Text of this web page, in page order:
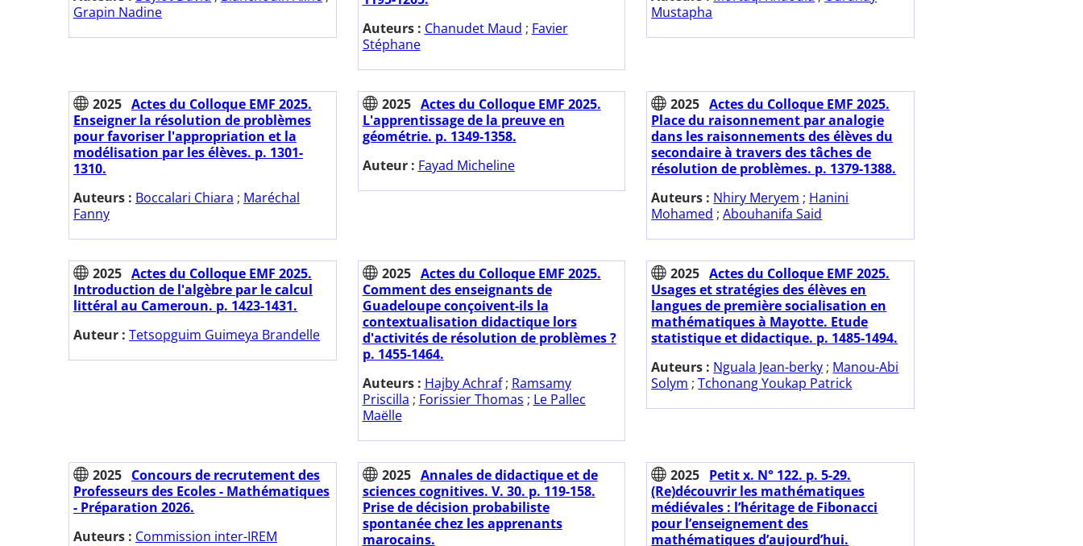
Grapin Nadine
Auteurs : Chanudet Maud ; Favier
Stéphane
Mustapha
2025 Actes du Colloque EMF 2025.
Enseigner la résolution de problèmes
pour favoriser l'appropriation et la
modélisation par les élèves. p. 1301-
1310.
Auteurs : Boccalari Chiara ; Maréchal
Fanny
2025 Actes du Colloque EMF 2025.
L'apprentissage de la preuve en
géométrie. p. 1349-1358.
Auteur : Fayad Micheline
2025 Actes du Colloque EMF 2025.
Place du raisonnement par analogie
dans les raisonnements des élèves du
secondaire à travers des tâches de
résolution de problèmes. p. 1379-1388.
Auteurs : Nhiry Meryem ; Hanini
Mohamed ;Abouhanifa Said
2025 Actes du Colloque EMF 2025.
Introduction de l'algèbre par le calcul
littéral au Cameroun. p. 1423-1431.
Auteur : Tetsopguim Guimeya Brandelle
2025 Actes du Colloque EMF 2025.
Comment des enseignants de
Guadeloupe conçoivent-ils la
contextualisation didactique lors
d'activités de résolution de problèmes ?
p. 1455-1464.
Auteurs : Hajby Achraf; Ramsamy
Priscilla ; Forissier Thomas ; Le Pallec
Maëlle
2025 Actes du Colloque EMF 2025.
Usages et stratégies des élèves en
langues de première socialisation en
mathématiques à Mayotte. Etude
statistique et didactique. p. 1485-1494.
Auteurs : Nguala Jean-berky ; Manou-Abi
Solym ;Tchonang Youkap Patrick
2025 Concours de recrutement des
Professeurs des Ecoles - Mathématiques
- Préparation 2026.
Auteurs : Commission inter-IREM
2025 Annales de didactique et de
sciences cognitives. V. 30. p. 119-158.
Prise de décision probabiliste
spontanée chez les apprenants
marocains.
2025 Petit x. N° 122. p. 5-29.
(Re)découvrir les mathématiques
médiévales : l’héritage de Fibonacci
pour l’enseignement des
mathématiques d’aujourd’hui.